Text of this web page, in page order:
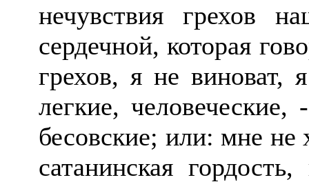
нечувствия грехов
сердечной, которая
грехов, я не
легкие,
бесовские; или: мне
сатанинская